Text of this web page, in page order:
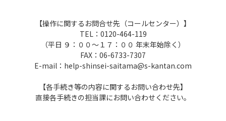
【操作に関するお問合せ先（コールセンター）】
TEL：0120-464-119
（平日 ９：００～１７：００ 年末年始除く）
FAX：06-6733-7307
E-mail：help-shinsei-saitama@s-kantan.com
【各手続き等の内容に関するお問い合わせ先】
直接各手続きの担当課にお問い合わせください。